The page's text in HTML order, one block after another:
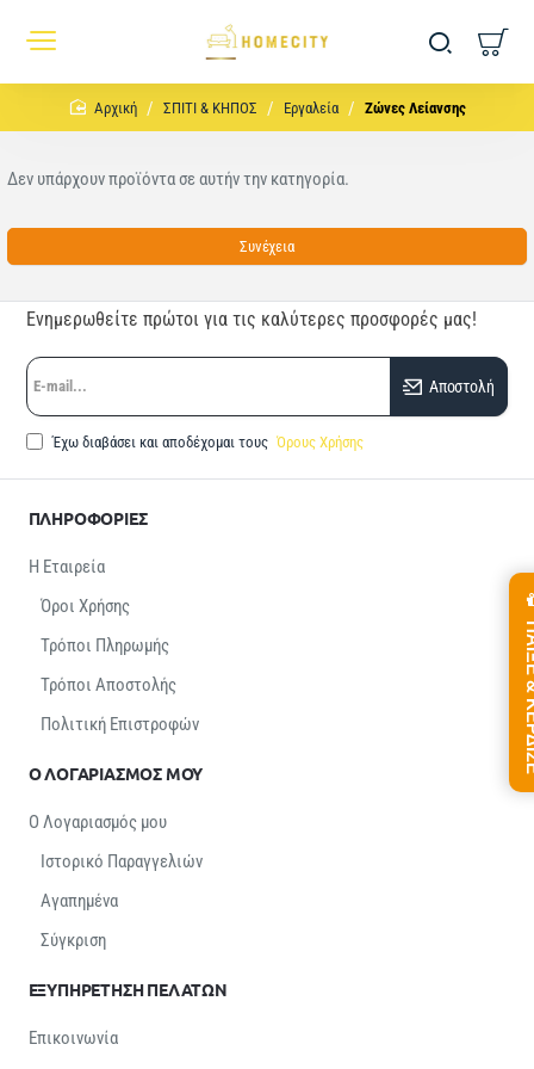
homeΣΠΙΤΙ & ΚΗΠΟΣ Εργαλεία Ζώνες Λείανσης
Δεν υπάρχουν προϊόντα σε αυτήν την κατηγορία.
Συνέχεια
Ενημερωθείτε πρώτοι για τις καλύτερες προσφορές μας!
E-
mail...
Αποστολή
Έχω διαβάσει και αποδέχομαι τους Όρους Χρήσης
ΠΛΗΡΟΦΟΡΙΕΣ
Η Εταιρεία
Όροι Χρήσης
Τρόποι Πληρωμής
Τρόποι Αποστολής
Πολιτική Επιστροφών
Ο ΛΟΓΑΡΙΑΣΜΟΣ ΜΟΥ
Ο Λογαριασμός μου
Ιστορικό Παραγγελιών
Αγαπημένα
Σύγκριση
ΕΞΥΠΗΡΕΤΗΣΗ ΠΕΛΑΤΩΝ
Επικοινωνία